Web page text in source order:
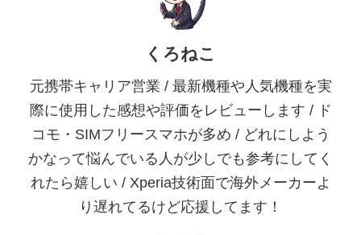
くろねこ
元携帯キャリア営業 / 最新機種や人気機種を実
際に使用した感想や評価をレビューします / ド
コモ・SIMフリースマホが多め / どれにしよう
かなって悩んでいる人が少しでも参考にしてく
れたら嬉しい / Xperia技術面で海外メーカーよ
り遅れてるけど応援してます！